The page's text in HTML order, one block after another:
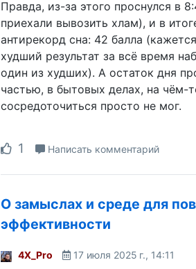
Правда, из-за этого проснулся в
приехали вывозить хлам), и в
антирекорд сна: 42 балла
худший результат за всё время
один из худших). А остаток дня
частью, в бытовых делах, на чём-
сосредоточиться просто не мог.
1 Написать комментарий
О замыслах и среде для
эффективности
4X_Pro 17 июля 2025 г., 14:11